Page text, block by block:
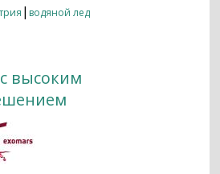
| водяной лед
высоким